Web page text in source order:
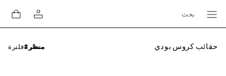
بحث
حقائب كروس بودي فلترة